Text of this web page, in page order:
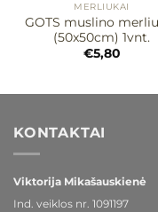
MERLIUKAI
GOTS muslino
(50x50cm) 1vnt.
€5,80
KONTAKTAI
Viktorija Mikašauskienė
Ind. veiklos nr. 1091197